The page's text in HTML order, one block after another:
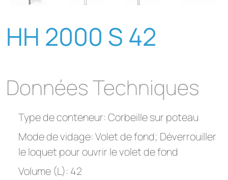
HH 2000 S 42
Données Techniques
Type de conteneur: Corbeille sur poteau
Mode de vidage: Volet de fond; Déverrouiller
le loquet pour ouvrir le volet de fond
Volume (L): 42